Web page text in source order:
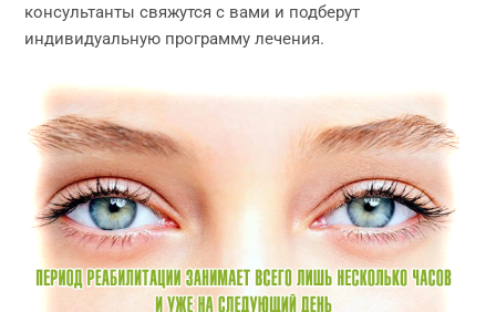
консультанты свяжутся с вами и подберут
индивидуальную программу лечения.